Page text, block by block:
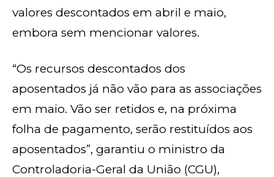
valores descontados em abril e maio,
embora sem mencionar valores.
“Os recursos descontados dos
aposentados já não vão para as associações
em maio. Vão ser retidos e, na próxima
folha de pagamento, serão restituídos aos
aposentados”, garantiu o ministro da
Controladoria-Geral da União (CGU),